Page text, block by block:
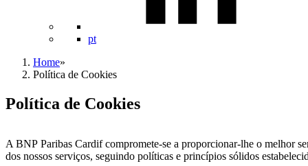
pt
Home»
Política de Cookies
Política de Cookies
A BNP Paribas Cardif compromete-se a proporcionar-lhe o melhor
dos nossos serviços, seguindo políticas e princípios sólidos